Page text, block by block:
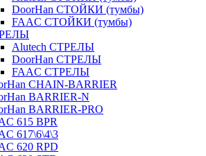
DoorHan СТОЙКИ (тумбы)
FAAC СТОЙКИ (тумбы)
Alutech СТРЕЛЫ
DoorHan СТРЕЛЫ
FAAC СТРЕЛЫ
CHAIN-BARRIER
BARRIER-N
BARRIER-PRO
615 BPR
617\6\4\3
620 RPD